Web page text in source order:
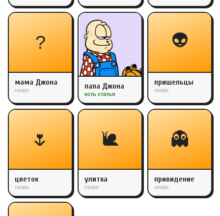
?
мама Джона
скоро папа Джона
есть статья
👽
пришельцы
скоро
🌷
цветок
скоро
🐌
улитка
скоро
👻
привидение
скоро